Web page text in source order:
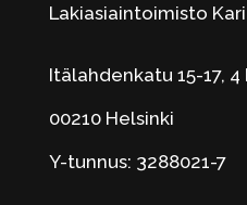
Lakiasiaintoimisto
Itälahdenkatu 15-17, 4
00210 Helsinki
Y-tunnus: 3288021-7